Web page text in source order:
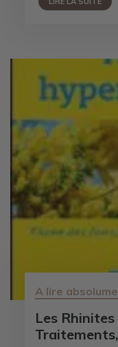
A lire
Les